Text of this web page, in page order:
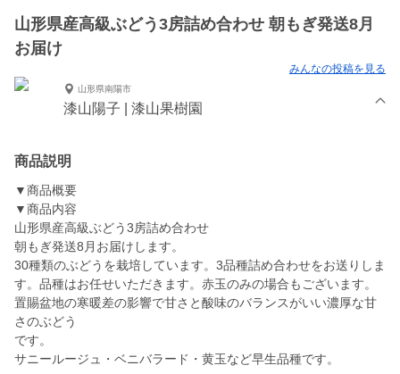
山形県産高級ぶどう3房詰め合わせ 朝もぎ発送8月
お届け
みんなの投稿を見る
山形県南陽市
漆山陽子 | 漆山果樹園
商品説明
▼商品概要
▼商品内容
山形県産高級ぶどう3房詰め合わせ
朝もぎ発送8月お届けします。
30種類のぶどうを栽培しています。3品種詰め合わせをお送りしま
す。品種はお任せいただきます。赤玉のみの場合もございます。
置賜盆地の寒暖差の影響で甘さと酸味のバランスがいい濃厚な甘
さのぶどう
です。
サニールージュ・ベニバラード・黄玉など早生品種です。